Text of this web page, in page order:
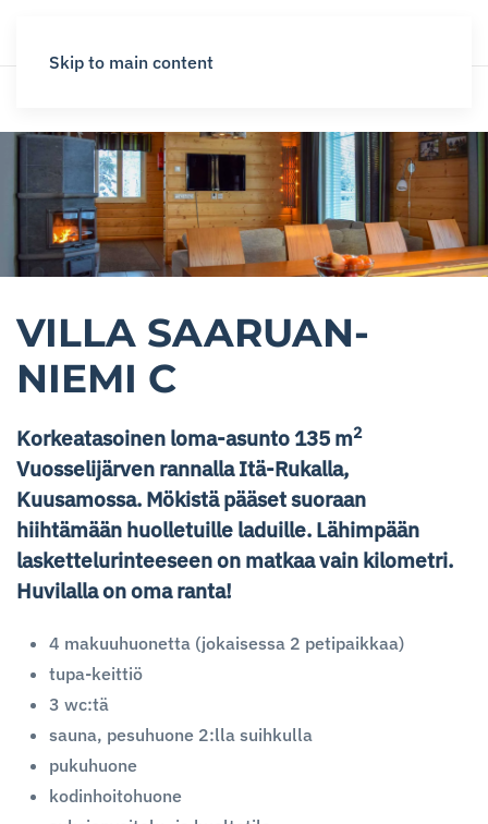
Skip to main content
VILLA SAARUAN­
NIEMI C
Korkeatasoinen loma-asunto 135 m2
Vuosselijärven rannalla Itä-Rukalla,
Kuusamossa. Mökistä pääset suoraan
hiihtämään huolletuille laduille. Lähimpään
laskettelurinteeseen on matkaa vain kilometri.
Huvilalla on oma ranta!
4 makuuhuonetta (jokaisessa 2 petipaikkaa)
tupa-keittiö
3 wc:tä
sauna, pesuhuone 2:lla suihkulla
pukuhuone
kodinhoitohuone